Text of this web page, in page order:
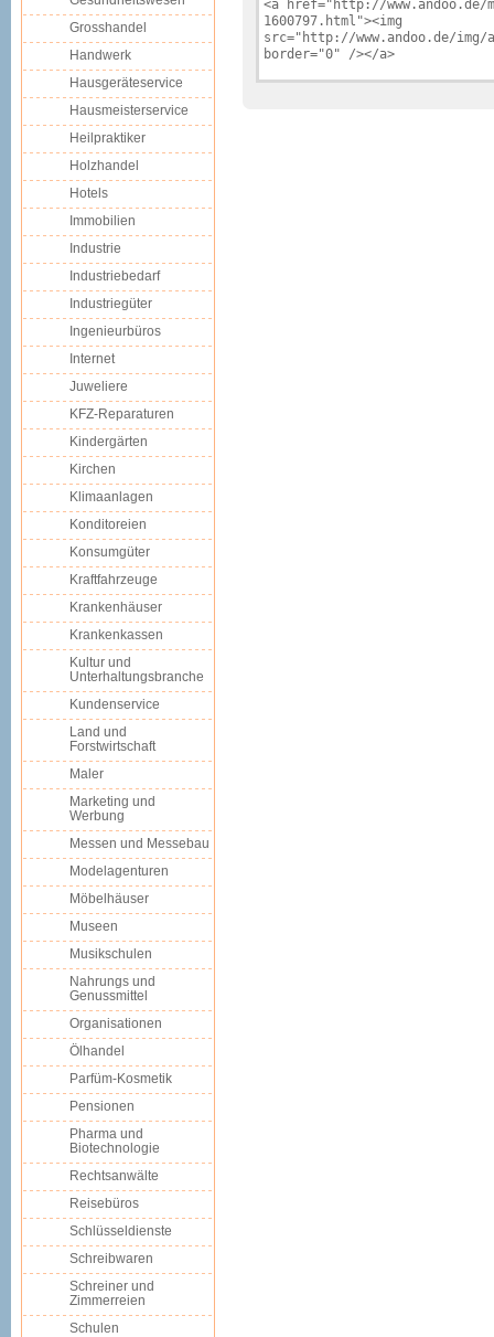
Grosshandel
Handwerk
Hausgeräteservice
Hausmeisterservice
Heilpraktiker
Holzhandel
Hotels
Immobilien
Industrie
Industriebedarf
Industriegüter
Ingenieurbüros
Internet
Juweliere
KFZ-Reparaturen
Kindergärten
Kirchen
Klimaanlagen
Konditoreien
Konsumgüter
Kraftfahrzeuge
Krankenhäuser
Krankenkassen
Kultur und
Unterhaltungsbranche
Kundenservice
Land und
Forstwirtschaft
Maler
Marketing und
Werbung
Messen und Messebau
Modelagenturen
Möbelhäuser
Museen
Musikschulen
Nahrungs und
Genussmittel
Organisationen
Ölhandel
Parfüm-Kosmetik
Pensionen
Pharma und
Biotechnologie
Rechtsanwälte
Reisebüros
Schlüsseldienste
Schreibwaren
Schreiner und
Zimmerreien
Schulen